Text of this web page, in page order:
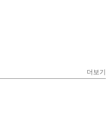
더보기